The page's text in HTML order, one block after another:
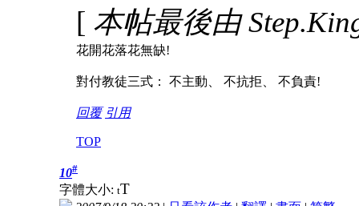
[ 本帖最後由
花開花落花無缺!
對付教徒三式： 不主動、 不抗拒、 不負責!
回覆 引用
TOP
10#
字體大小: tT